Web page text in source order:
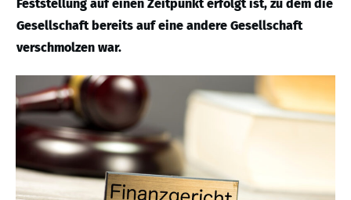
Feststellung auf einen Zeitpunkt erfolgt ist, zu dem die
Gesellschaft bereits auf eine andere Gesellschaft
verschmolzen war.